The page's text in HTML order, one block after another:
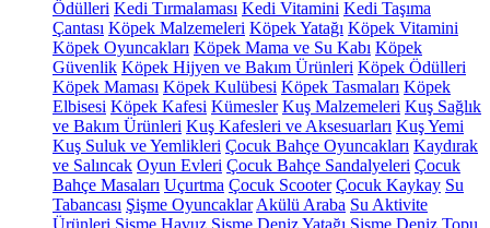
Ödülleri Kedi Tırmalaması Kedi Vitamini Kedi Taşıma
Çantası Köpek Malzemeleri Köpek Yatağı Köpek Vitamini
Köpek Oyuncakları Köpek Mama ve Su Kabı Köpek
Güvenlik Köpek Hijyen ve Bakım Ürünleri Köpek Ödülleri
Köpek Maması Köpek Kulübesi Köpek Tasmaları Köpek
Elbisesi Köpek Kafesi Kümesler Kuş Malzemeleri Kuş Sağlık
ve Bakım Ürünleri Kuş Kafesleri ve Aksesuarları Kuş Yemi
Kuş Suluk ve Yemlikleri Çocuk Bahçe Oyuncakları Kaydırak
ve Salıncak Oyun Evleri Çocuk Bahçe Sandalyeleri Çocuk
Bahçe Masaları Uçurtma Çocuk Scooter Çocuk Kaykay Su
Tabancası Şişme Oyuncaklar Akülü Araba Su Aktivite
Ürünleri Şişme Havuz Şişme Deniz Yatağı Şişme Deniz Topu